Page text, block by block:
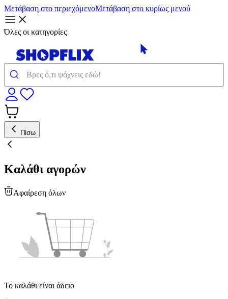
Μετάβαση στο περιεχόμενοΜετάβαση στο κυρίως μενού
Όλες οι κατηγορίες
Πίσω
Καλάθι αγορών
Αφαίρεση όλων
Το καλάθι είναι άδειο